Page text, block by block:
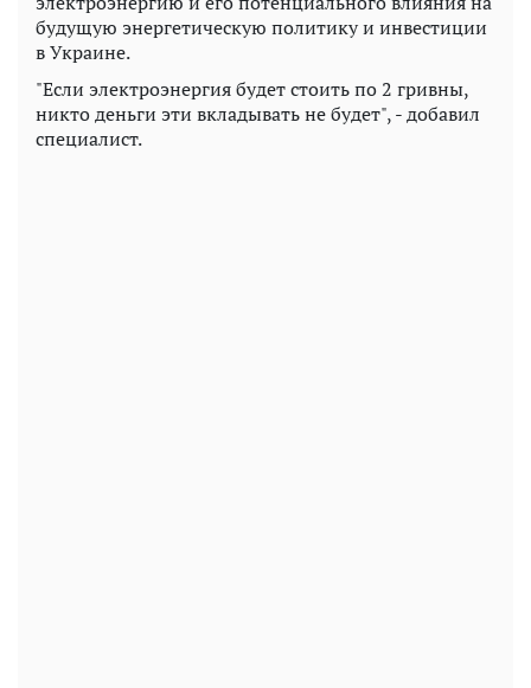
будущую энергетическую политику и инвестиции
в Украине.
"Если электроэнергия будет стоить по 2 гривны,
никто деньги эти вкладывать не будет", - добавил
специалист.